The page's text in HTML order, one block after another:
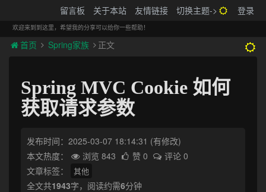
留言板 关于本站 友情链接 切换主题-> 登录
欢迎来到到这里，希望我的分享可以给你一些帮助！
首页 Spring家族 正文
Spring MVC Cookie 如何
获取请求参数
发布时间：2025-03-07 18:14:31 (有修改)
本文热度：
浏览 843 赞 0
评论 0
文章标签：
其他
全文共1943字，阅读约需6分钟